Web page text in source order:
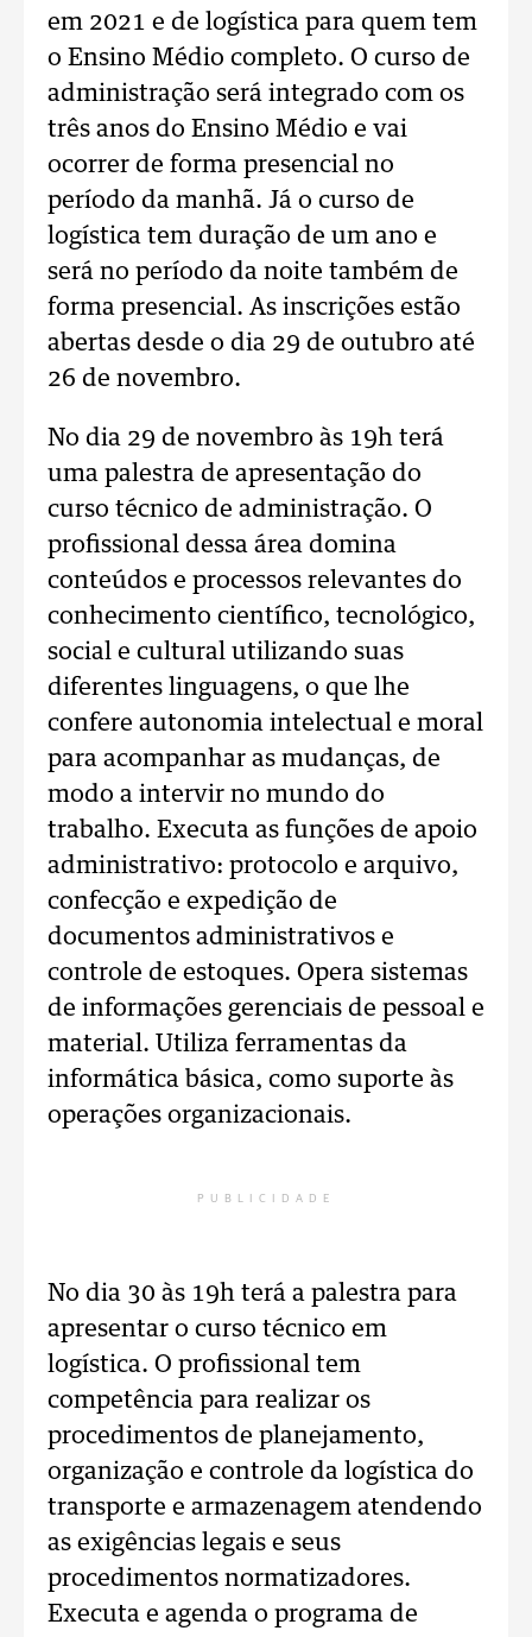
em 2021 e de logística para quem tem
o Ensino Médio completo. O curso de
administração será integrado com os
três anos do Ensino Médio e vai
ocorrer de forma presencial no
período da manhã. Já o curso de
logística tem duração de um ano e
será no período da noite também de
forma presencial. As inscrições estão
abertas desde o dia 29 de outubro até
26 de novembro.
No dia 29 de novembro às 19h terá
uma palestra de apresentação do
curso técnico de administração. O
profissional dessa área domina
conteúdos e processos relevantes do
conhecimento científico, tecnológico,
social e cultural utilizando suas
diferentes linguagens, o que lhe
confere autonomia intelectual e moral
para acompanhar as mudanças, de
modo a intervir no mundo do
trabalho. Executa as funções de apoio
administrativo: protocolo e arquivo,
confecção e expedição de
documentos administrativos e
controle de estoques. Opera sistemas
de informações gerenciais de pessoal e
material. Utiliza ferramentas da
informática básica, como suporte às
operações organizacionais.
PUBLICIDADE
No dia 30 às 19h terá a palestra para
apresentar o curso técnico em
logística. O profissional tem
competência para realizar os
procedimentos de planejamento,
organização e controle da logística do
transporte e armazenagem atendendo
as exigências legais e seus
procedimentos normatizadores.
Executa e agenda o programa de